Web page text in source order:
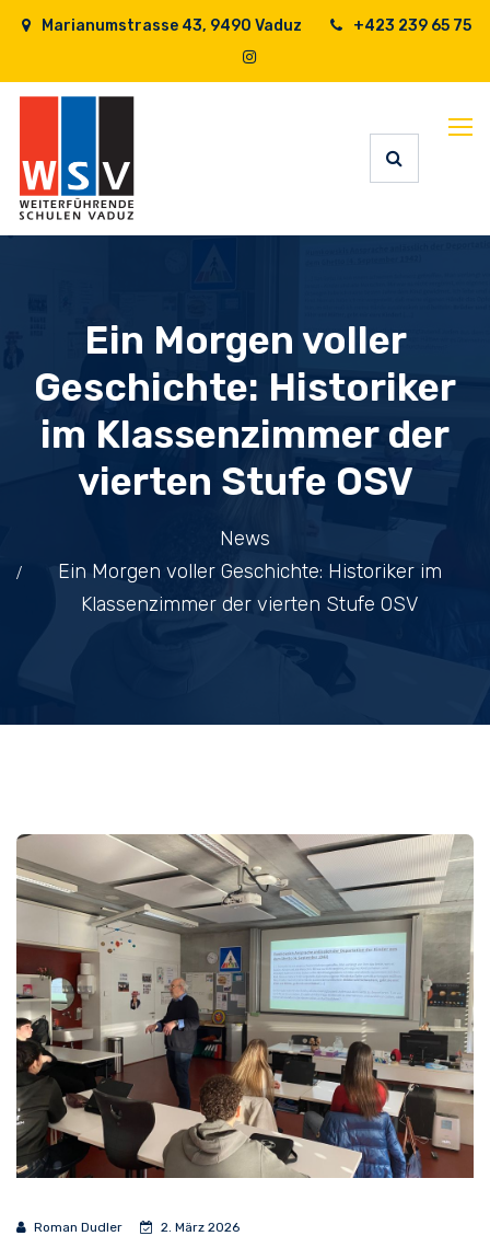
Marianumstrasse 43, 9490 Vaduz +423 239 65 75
Ein Morgen voller
Geschichte: Historiker
im Klassenzimmer der
vierten Stufe OSV
News
Ein Morgen voller Geschichte: Historiker im
Klassenzimmer der vierten Stufe OSV
Roman Dudler 2. März 2026